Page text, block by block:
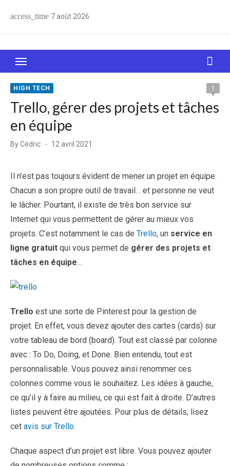
access_time 7 août 2026
Le Web, c'est comme une boîte de chocolats… On
sait jamais sur quoi on va tomber !
HIGH TECH 1
Trello, gérer des projets et tâches
en équipe
ByCédric
Posted
12 avril 2021
Il n’est pas toujours évident de mener un projet en équipe.
Chacun a son propre outil de travail… et personne ne veut
le lâcher. Pourtant, il existe de très bon service sur
Internet qui vous permettent de gérer au mieux vos
projets. C’est notamment le cas de Trello, un service en
ligne gratuit qui vous permet de gérer des projets et
tâches en équipe…
Trello est une sorte de Pinterest pour la gestion de
projet. En effet, vous devez ajouter des cartes (cards) sur
votre tableau de bord (board). Tout est classé par colonne
avec : To Do, Doing, et Done. Bien entendu, tout est
personnalisable. Vous pouvez ainsi renommer ces
colonnes comme vous le souhaitez. Les idées à gauche,
ce qu’il y à faire au milieu, ce qui est fait à droite. D’autres
listes peuvent être ajoutées. Pour plus de détails, lisez
cet avis sur Trello.
Chaque aspect d’un projet est libre. Vous pouvez ajouter